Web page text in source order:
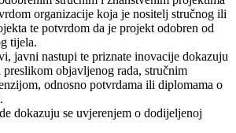
organizacije koja je nositelj stručnog ili
te potvrdom da je projekt odobren od
tijela.
javni nastupi te priznate inovacije dokazuju
objavljenog rada, stručnim
odnosno potvrdama ili diplomama o
dokazuju se uvjerenjem o dodijeljenoj